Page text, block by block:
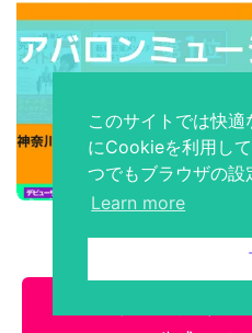
このサイトでは快
にCookieを利用し
つでもブラウザの設
Learn more